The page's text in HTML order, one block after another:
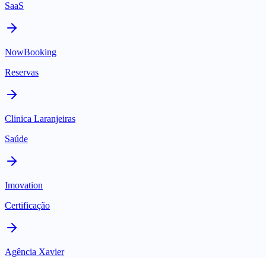
SaaS
NowBooking
Reservas
Clinica Laranjeiras
Saúde
Imovation
Certificação
Agência Xavier